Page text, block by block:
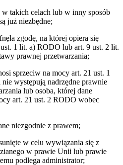
w takich celach lub w inny sposób
już niezbędne;
zgodę, na której opiera się
1 lit. a) RODO lub art. 9 ust. 2 lit.
prawnej przetwarzania;
sprzeciw na mocy art. 21 ust. 1
występują nadrzędne prawnie
lub osoba, której dane
art. 21 ust. 2 RODO wobec
niezgodnie z prawem;
w celu wywiązania się z
w prawie Unii lub prawie
podlega administrator;